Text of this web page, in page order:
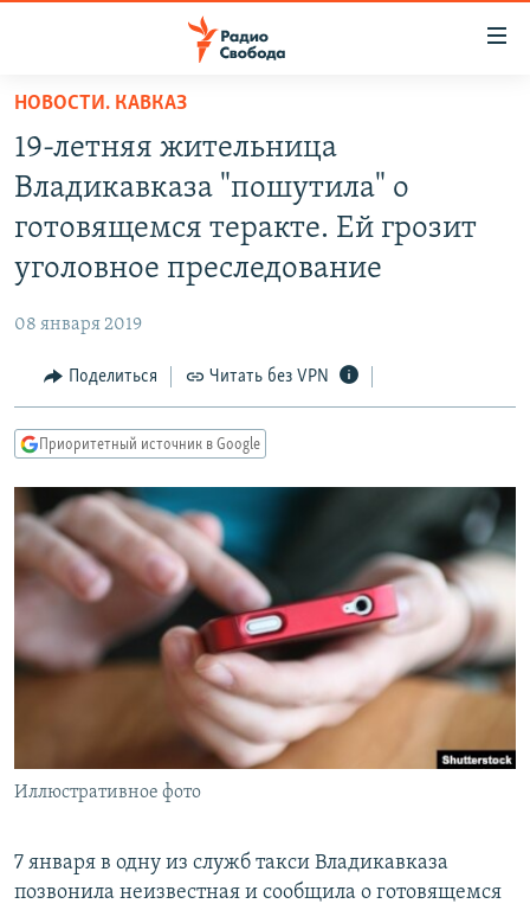
упрощенного
доступа
Вернуться
основному
содержанию
Вернутся
навигации
Вернутся
КУЛЬТУРА
IDEL.РЕАЛИИ
КАВКАЗ.РЕАЛИИ
СИБИРЬ.РЕАЛИИ
РАСПИСАНИЕ ВЕЩАНИЯ
ПОДПИШИТЕСЬ НА РАССЫЛКУ
СОЦИАЛЬНЫЕ СЕТИ
НОВОСТИ. КАВКАЗ
19-летняя жительница
Владикавказа "пошутила" о
готовящемся теракте. Ей грозит
уголовное преследование
08 января 2019
Поделиться Читать без VPN
Приоритетный источник в Google
Иллюстративное фото
7 января в одну из служб такси Владикавказа
позвонила неизвестная и сообщила о готовящемся